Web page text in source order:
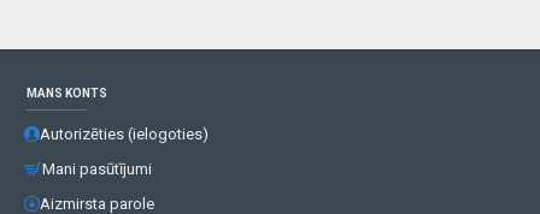
MANS KONTS
Autorizēties (ielogoties)
Mani pasūtījumi
Aizmirsta parole